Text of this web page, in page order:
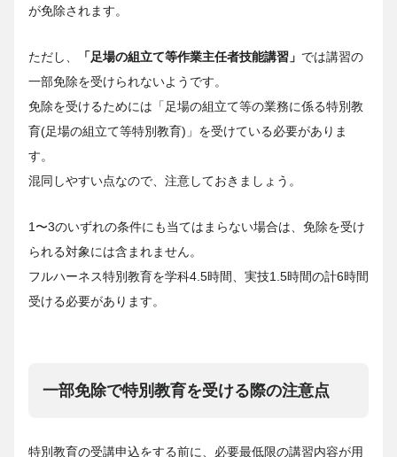
が免除されます。
ただし、 「足場の組立て等作業主任者技能講習」 では講習の
一部免除を受けられないようです。
免除を受けるためには「足場の組立て等の業務に係る特別教
育(足場の組立て等特別教育)」を受けている必要がありま
す。
混同しやすい点なので、注意しておきましょう。
1〜3のいずれの条件にも当てはまらない場合は、免除を受け
られる対象には含まれません。
フルハーネス特別教育を学科4.5時間、実技1.5時間の計6時間
受ける必要があります。
一部免除で特別教育を受ける際の注意点
特別教育の受講申込をする前に、必要最低限の講習内容が用